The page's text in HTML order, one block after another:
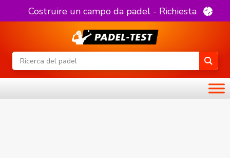
Costruire un campo da padel - Richiesta